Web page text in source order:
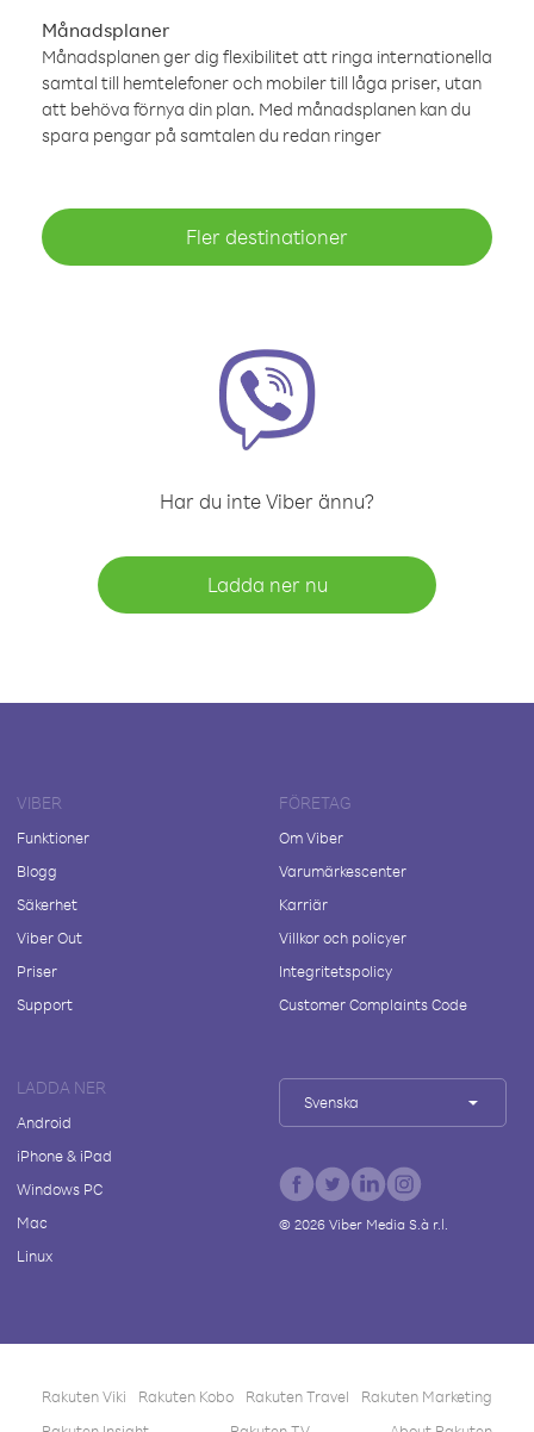
Månadsplaner
Månadsplanen ger dig flexibilitet att ringa internationella
samtal till hemtelefoner och mobiler till låga priser, utan
att behöva förnya din plan. Med månadsplanen kan du
spara pengar på samtalen du redan ringer
Fler destinationer
Har du inte Viber ännu?
Ladda ner nu
VIBER
Funktioner
Blogg
Säkerhet
Viber Out
Priser
Support
FÖRETAG
Om Viber
Varumärkescenter
Karriär
Villkor och policyer
Integritetspolicy
Customer Complaints Code
LADDA NER
Android
iPhone & iPad
Windows PC
Mac
Linux
Svenska
© 2026Viber Media S.à r.l.
Rakuten Viki Rakuten Kobo Rakuten Travel
Rakuten Marketing